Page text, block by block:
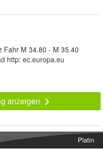
Fahr M 34.80 - M 35.40
http: ec.europa.eu
anzeigen
Platin